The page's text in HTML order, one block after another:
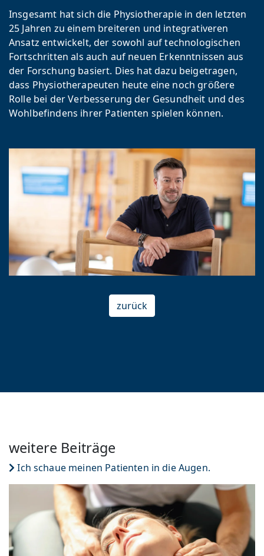
Insgesamt hat sich die Physiotherapie in den letzten
25 Jahren zu einem breiteren und integrativeren
Ansatz entwickelt, der sowohl auf technologischen
Fortschritten als auch auf neuen Erkenntnissen aus
der Forschung basiert. Dies hat dazu beigetragen,
dass Physiotherapeuten heute eine noch größere
Rolle bei der Verbesserung der Gesundheit und des
Wohlbefindens ihrer Patienten spielen können.
zurück
weitere Beiträge
Ich schaue meinen Patienten in die Augen.